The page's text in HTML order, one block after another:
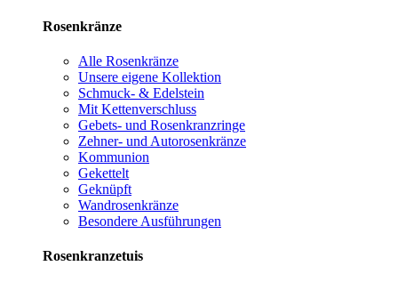
Rosenkränze
Alle Rosenkränze
Unsere eigene Kollektion
Schmuck- & Edelstein
Mit Kettenverschluss
Gebets- und Rosenkranzringe
Zehner- und Autorosenkränze
Kommunion
Gekettelt
Geknüpft
Wandrosenkränze
Besondere Ausführungen
Rosenkranzetuis